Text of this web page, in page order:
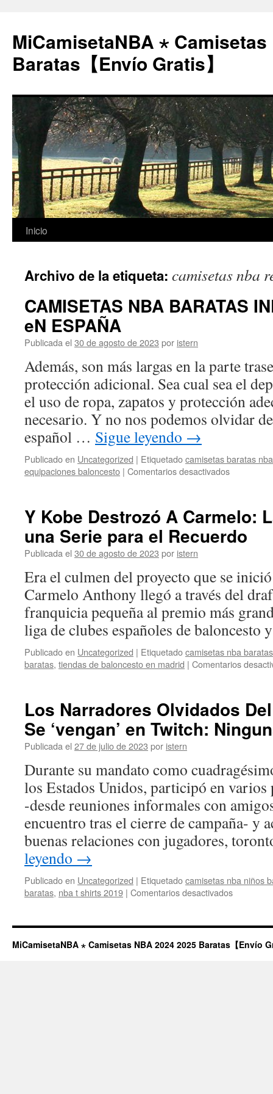
MiCamisetaNBA ⋆ Camisetas
Baratas【Envío Gratis】
Saltar
contenido
Inicio
Archivo de la etiqueta: camisetas nba
CAMISETAS NBA BARATAS
eN ESPAÑA
Publicada el 30 de agosto de 2023 por istern
Además, son más largas en la parte
protección adicional. Sea cual sea el
el uso de ropa, zapatos y protección
necesario. Y no nos podemos olvidar
español … Sigue leyendo →
Publicado en Uncategorized | Etiquetadocamisetas baratas nba
equipaciones baloncesto | Comentarios desactivadosen
INDIANA
PACERS
eN
Y Kobe Destrozó A Carmelo:
una Serie para el Recuerdo
Publicada el 30 de agosto de 2023 por istern
Era el culmen del proyecto que se
Carmelo Anthony llegó a través del
franquicia pequeña al premio más
liga de clubes españoles de
Publicado en Uncategorized | Etiquetadocamisetas nba
baratas, tiendas de baloncesto en madrid | Comentarios
Los Narradores Olvidados
Se ‘vengan’ en Twitch:
Publicada el 27 de julio de 2023 por istern
Durante su mandato como
los Estados Unidos, participó en varios
-desde reuniones informales con
encuentro tras el cierre de campaña- y
buenas relaciones con jugadores,
leyendo →
Publicado en Uncategorized | Etiquetadocamisetas nba niños
baratas, nba t shirts 2019 | Comentarios desactivadosen
Olvidados
Del
Deporte
MiCamisetaNBA ⋆ Camisetas NBA 2024 2025 Baratas【Envío